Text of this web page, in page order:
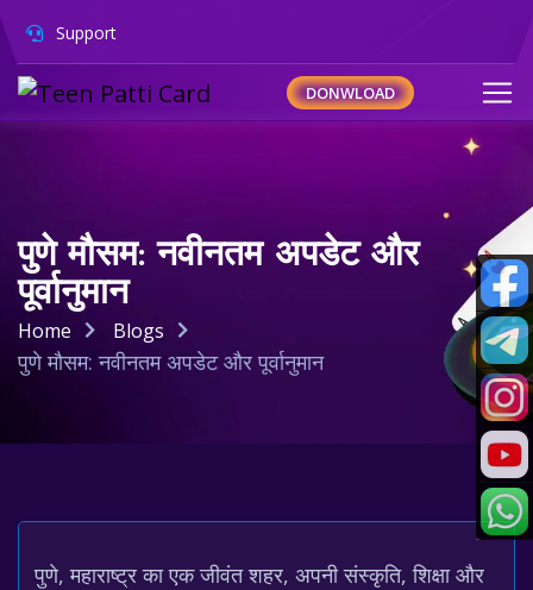
Support
DONWLOAD
पुणे मौसम: नवीनतम अपडेट और
पूर्वानुमान
Home Blogs
पुणे मौसम: नवीनतम अपडेट और पूर्वानुमान
पुणे, महाराष्ट्र का एक जीवंत शहर, अपनी संस्कृति, शिक्षा और